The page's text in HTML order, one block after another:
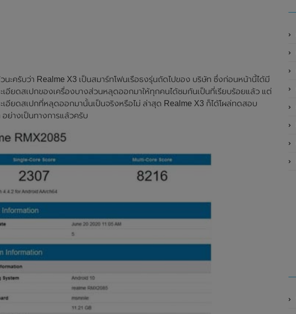
ะครับว่า Realme X3 เป็นสมาร์ทโฟนเรือธงรุ่นถัดไปของ บริษัท ซึ่งก่อนหน้านี้ได้มี
เอียดสเปกของเครื่องบางส่วนหลุดออกมาให้ทุกคนได้ชมกันเป็นที่เรียบร้อยแล้ว แต่
เอียดสเปกที่หลุดออกมานั้นเป็นจริงหรือไม่ ล่าสุด Realme X3 ก็ได้โผล่ทดสอบ
ย่างเป็นทางการแล้วครับ